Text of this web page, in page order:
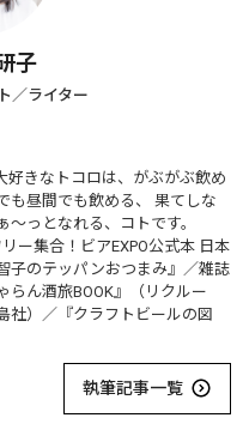
子
／ライター
好きなトコロは、がぶがぶ飲め
も昼間でも飲める、 果てしな
っとなれる、コトです。
ー集合！ビアEXPO公式本 日本
子のテッパンおつまみ』／雑誌
らん酒旅BOOK』（リクルー
社）／『クラフトビールの図
執筆記事一覧